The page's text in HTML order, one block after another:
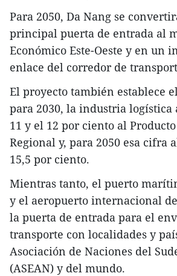
Para 2050, Da Nang se
principal puerta de entrada al
Económico Este-Oeste y en un
enlace del corredor de
El proyecto también establece
para 2030, la industria logística
11 y el 12 por ciento al
Regional y, para 2050 esa cifra
15,5 por ciento.
Mientras tanto, el puerto
y el aeropuerto internacional
la puerta de entrada para el
transporte con localidades y
Asociación de Naciones del
(ASEAN) y del mundo.